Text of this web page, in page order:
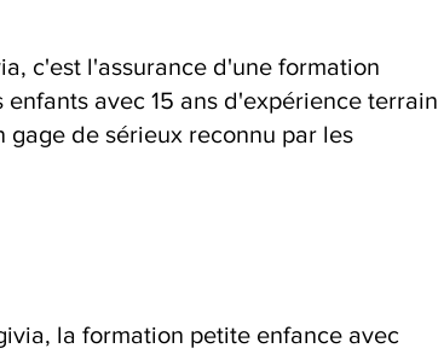
c'est l'assurance d'une formation
avec 15 ans d'expérience terrain
de sérieux reconnu par les
la formation petite enfance avec